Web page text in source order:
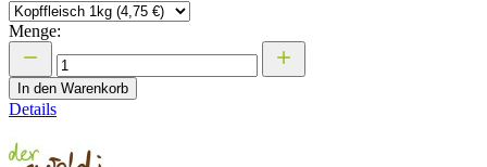
Menge:
In den Warenkorb
Details